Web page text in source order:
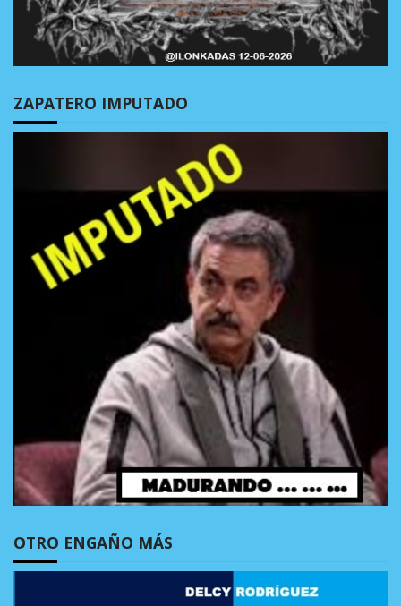
ZAPATERO IMPUTADO
OTRO ENGAÑO MÁS